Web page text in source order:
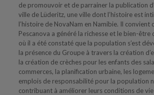
de promouvoir et de parrainer la publication
ville de Lüderitz, une ville dont l’histoire est
l’histoire de NovaNam en Namibie. Il convient
Pescanova a généré la richesse et le bien-être
où il a été constaté que la population s’est
la présence du Groupe à travers la création
la création de crèches pour les enfants des
commerces, la planification urbaine, les
emplois de responsabilité pour la population
contribuant à améliorer leurs conditions de